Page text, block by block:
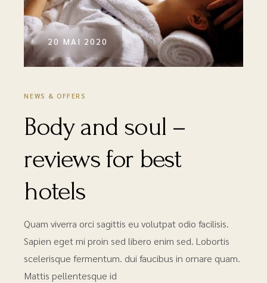
20 MAI 2020
NEWS & OFFERS
Body and soul –
reviews for best
hotels
Quam viverra orci sagittis eu volutpat odio facilisis.
Sapien eget mi proin sed libero enim sed. Lobortis
scelerisque fermentum. dui faucibus in ornare quam.
Mattis pellentesque id